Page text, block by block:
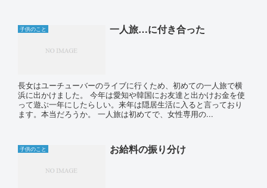
子供のこと 一人旅…に付き合った
長女はユーチューバーのライブに行くため、初めての一人旅で横
浜に出かけました。 今年は愛知や韓国にお友達と出かけお金を使
って遊ぶ一年にしたらしい。来年は隠居生活に入ると言っており
ます。本当だろうか。 一人旅は初めてで、女性専用の...
子供のこと お給料の振り分け